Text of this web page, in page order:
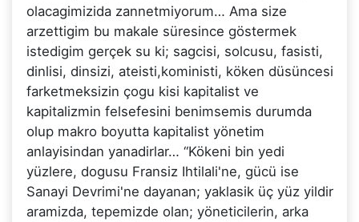
olacagimizida zannetmiyorum… Ama size
arzettigim bu makale süresince göstermek
istedigim gerçek su ki; sagcisi, solcusu, fasisti,
dinlisi, dinsizi, ateisti,koministi, köken düsüncesi
farketmeksizin çogu kisi kapitalist ve
kapitalizmin felsefesini benimsemis durumda
olup makro boyutta kapitalist yönetim
anlayisindan yanadirlar… “Kökeni bin yedi
yüzlere, dogusu Fransiz Ihtilali'ne, gücü ise
Sanayi Devrimi'ne dayanan; yaklasik üç yüz yildir
aramizda, tepemizde olan; yöneticilerin, arka